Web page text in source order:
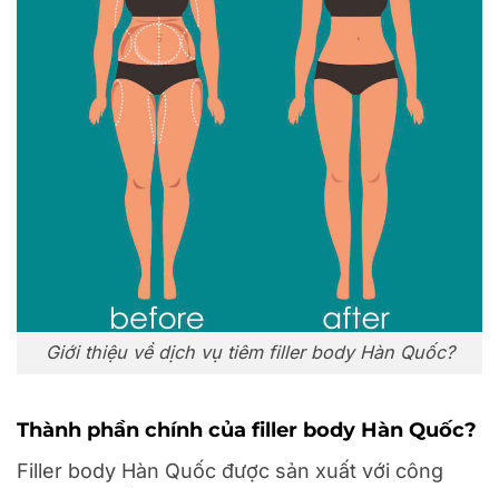
Giới thiệu về dịch vụ tiêm filler body Hàn Quốc?
Thành phần chính của filler body Hàn Quốc?
Filler body Hàn Quốc được sản xuất với công